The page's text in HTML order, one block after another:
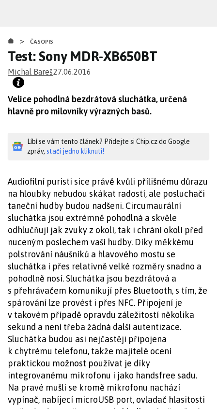
obsahu
> ČASOPIS
Test: Sony MDR-XB650BT
Michal Bareš27.06.2016
Velice pohodlná bezdrátová sluchátka, určená
hlavně pro milovníky výrazných basů.
Líbí se vám tento článek? Přidejte si Chip.cz do Google
zpráv, stačí jedno kliknutí!
Audiofilní puristi sice právě kvůli přílišnému důrazu
na hloubky nebudou skákat radostí, ale posluchači
taneční hudby budou nadšeni. Circumaurální
sluchátka jsou extrémně pohodlná a skvěle
odhlučňují jak zvuky z okolí, tak i chrání okolí před
nuceným poslechem vaší hudby. Díky měkkému
polstrování náušníků a hlavového mostu se
sluchátka i přes relativně velké rozměry snadno a
pohodlně nosí. Sluchátka jsou bezdrátová a
s přehrávačem komunikují přes Bluetooth, s tím, že
spárování lze provést i přes NFC. Připojení je
v takovém případě opravdu záležitostí několika
sekund a není třeba žádná další autentizace.
Sluchátka budou asi nejčastěji připojena
k chytrému telefonu, takže majitelé ocení
praktickou možnost používat je díky
integrovanému mikrofonu i jako handsfree sadu.
Na pravé mušli se kromě mikrofonu nachází
vypínač, nabíjecí microUSB port, ovladač hlasitosti